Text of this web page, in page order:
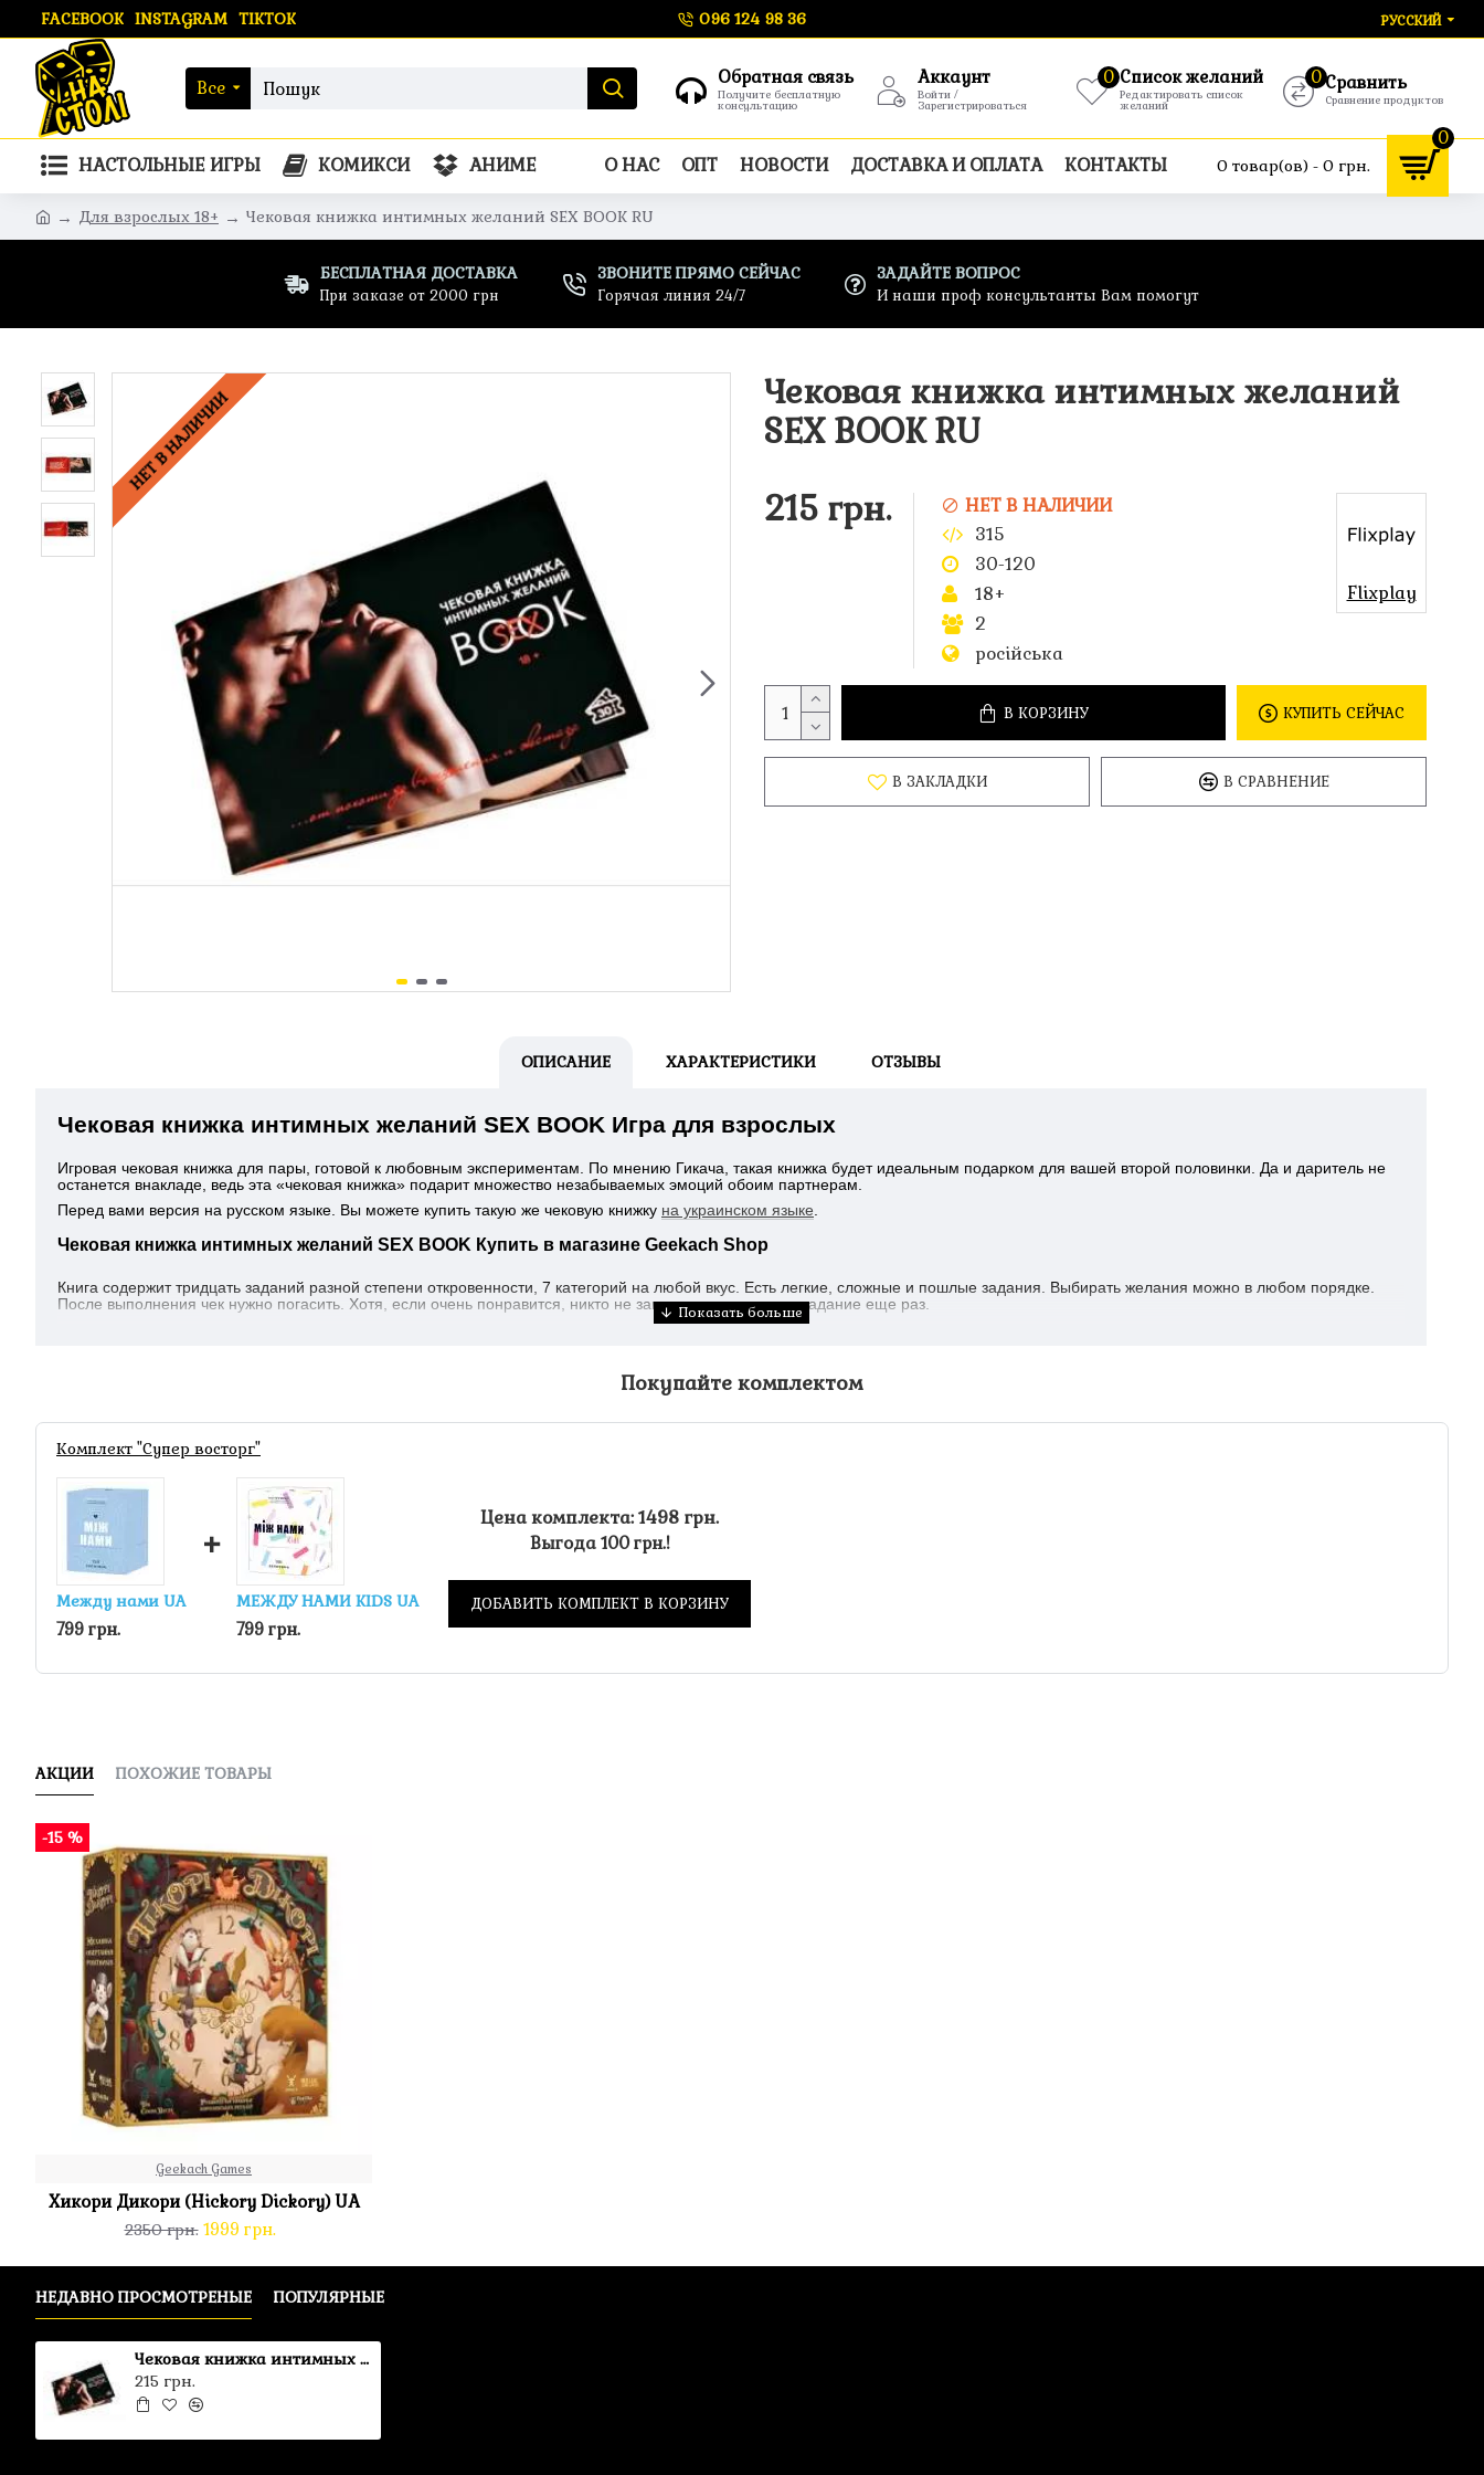
FACEBOOK INSTAGRAM TIKTOK 096 124 98 36 РУССКИЙ
Все
Обратная связь
Получите бесплатную
консультацию
Аккаунт
Войти /
Зарегистрироваться
Список желаний
Редактировать список
желаний
0 Сравнить
Сравнение продуктов
0
НАСТОЛЬНЫЕ ИГРЫ КОМИКСИ АНИМЕ О НАС ОПТ НОВОСТИ ДОСТАВКА И ОПЛАТА КОНТАКТЫ 0 товар(ов) - 0 грн.
0
Для взрослых 18+ Чековая книжка интимных желаний SEX BOOK RU
БЕСПЛАТНАЯ ДОСТАВКА
При заказе от 2000 грн
ЗВОНИТЕ ПРЯМО СЕЙЧАС
Горячая линия 24/7
ЗАДАЙТЕ ВОПРОС
И наши проф консультанты Вам помогут
НЕТ В НАЛИЧИИ
Чековая книжка интимных желаний
SEX BOOK RU
215 грн.
НЕТ В НАЛИЧИИ
315
30-120
18+
2
російська
Flixplay
В КОРЗИНУ КУПИТЬ СЕЙЧАС
В ЗАКЛАДКИ В СРАВНЕНИЕ
ОПИСАНИЕ ХАРАКТЕРИСТИКИ ОТЗЫВЫ
Чековая книжка интимных желаний SEX BOOK Игра для взрослых
Игровая чековая книжка для пары, готовой к любовным экспериментам. По мнению Гикача, такая книжка будет идеальным подарком для вашей второй половинки. Да и даритель не
останется внакладе, ведь эта «чековая книжка» подарит множество незабываемых эмоций обоим партнерам.
Перед вами версия на русском языке. Вы можете купить такую же чековую книжку на украинском языке.
Чековая книжка интимных желаний SEX BOOK Купить в магазине Geekach Shop
Книга содержит тридцать заданий разной степени откровенности, 7 категорий на любой вкус. Есть легкие, сложные и пошлые задания. Выбирать желания можно в любом порядке.
После выполнения чек нужно погасить. Хотя, если очень понравится, никто не запрещает выполнить задание еще раз.
Покупайте комплектом
Комплект "Супер восторг"
Между нами UA
799 грн.
+
МЕЖДУ НАМИ KIDS UA
799 грн.
Цена комплекта: 1498 грн.
Выгода 100 грн.!
ДОБАВИТЬ КОМПЛЕКТ В КОРЗИНУ
АКЦИИ ПОХОЖИЕ ТОВАРЫ
-15 %
Geekach Games
Хикори Дикори (Hickory Dickory) UA
2350 грн. 1999 грн.
НЕДАВНО ПРОСМОТРЕНЫЕ ПОПУЛЯРНЫЕ
Чековая книжка интимных желаний SEX BOOK RU
215 грн.